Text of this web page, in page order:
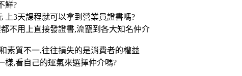
鮮?
上3天課程就可以拿到營業員證書嗎?
不用上直接發證書,流竄到各大知名仲介
素質不一,往往損失的是消費者的權益
樣,看自己的運氣來選擇仲介嗎?